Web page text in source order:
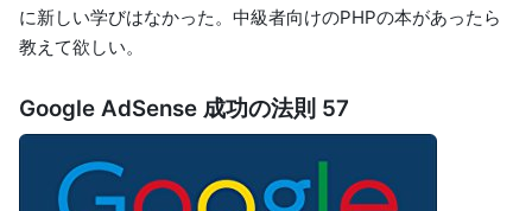
に新しい学びはなかった。中級者向けのPHPの本があったら
教えて欲しい。
Google AdSense 成功の法則 57